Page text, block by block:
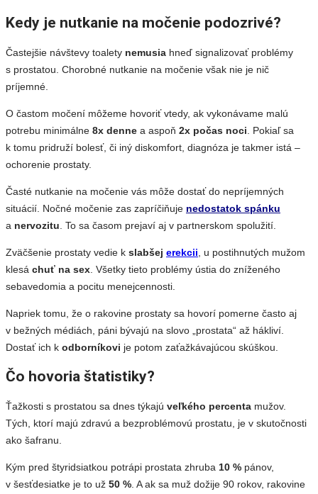
Kedy je nutkanie na močenie podozrivé?
Častejšie návštevy toalety nemusia hneď signalizovať problémy
s prostatou. Chorobné nutkanie na močenie však nie je nič
príjemné.
O častom močení môžeme hovoriť vtedy, ak vykonávame malú
potrebu minimálne 8x denne a aspoň 2x počas noci . Pokiaľ sa
k tomu pridruží bolesť, či iný diskomfort, diagnóza je takmer istá –
ochorenie prostaty.
Časté nutkanie na močenie vás môže dostať do nepríjemných
situácií. Nočné močenie zas zapríčiňuje nedostatok spánku
a nervozitu . To sa časom prejaví aj v partnerskom spolužití.
Zväčšenie prostaty vedie k slabšej erekcii , u postihnutých mužom
klesá chuť na sex . Všetky tieto problémy ústia do zníženého
sebavedomia a pocitu menejcennosti.
Napriek tomu, že o rakovine prostaty sa hovorí pomerne často aj
v bežných médiách, páni bývajú na slovo „prostata“ až hákliví.
Dostať ich k odborníkovi je potom zaťažkávajúcou skúškou.
Čo hovoria štatistiky?
Ťažkosti s prostatou sa dnes týkajú veľkého percenta mužov.
Tých, ktorí majú zdravú a bezproblémovú prostatu, je v skutočnosti
ako šafranu.
Kým pred štyridsiatkou potrápi prostata zhruba 10 % pánov,
v šesťdesiatke je to už 50 % . A ak sa muž dožije 90 rokov, rakovine